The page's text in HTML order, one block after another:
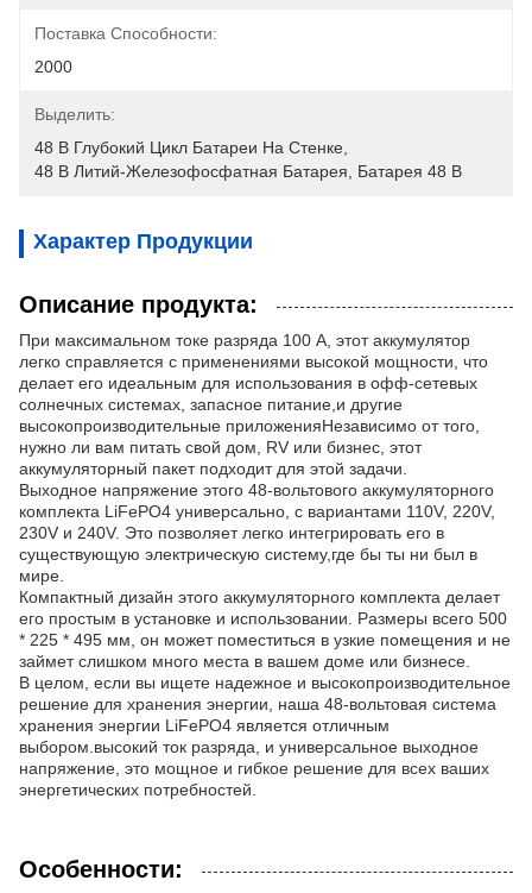
Поставка Способности:
2000
Выделить:
48 В Глубокий Цикл Батареи На Стенке
48 В Литий-Железофосфатная Батарея
Батарея 48 В
Характер Продукции
Описание продукта:
При максимальном токе разряда 100 А, этот аккумулятор
легко справляется с применениями высокой мощности, что
делает его идеальным для использования в офф-сетевых
солнечных системах, запасное питание,и другие
высокопроизводительные приложенияНезависимо от того,
нужно ли вам питать свой дом, RV или бизнес, этот
аккумуляторный пакет подходит для этой задачи.
Выходное напряжение этого 48-вольтового аккумуляторного
комплекта LiFePO4 универсально, с вариантами 110V, 220V,
230V и 240V. Это позволяет легко интегрировать его в
существующую электрическую систему,где бы ты ни был в
мире.
Компактный дизайн этого аккумуляторного комплекта делает
его простым в установке и использовании. Размеры всего 500
* 225 * 495 мм, он может поместиться в узкие помещения и не
займет слишком много места в вашем доме или бизнесе.
В целом, если вы ищете надежное и высокопроизводительное
решение для хранения энергии, наша 48-вольтовая система
хранения энергии LiFePO4 является отличным
выбором.высокий ток разряда, и универсальное выходное
напряжение, это мощное и гибкое решение для всех ваших
энергетических потребностей.
Особенности: